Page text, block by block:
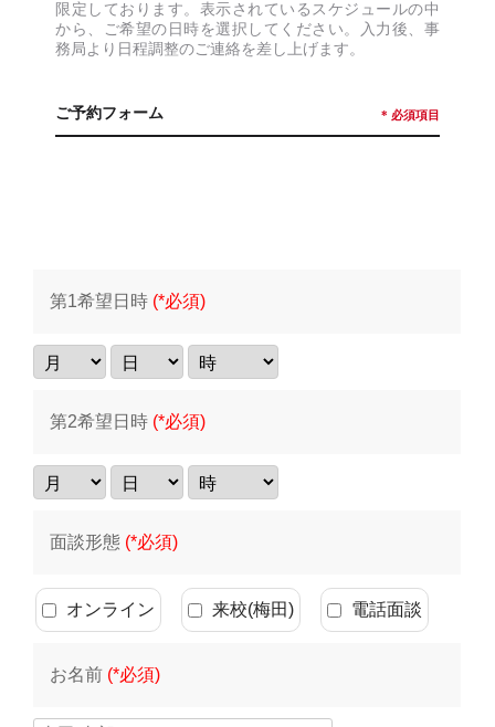
限定しております。表示されているスケジュールの中
から、ご希望の日時を選択してください。入力後、事
務局より日程調整のご連絡を差し上げます。
ご予約フォーム * 必須項目
第1希望日時 (*必須)
第2希望日時 (*必須)
面談形態 (*必須)
オンライン 来校(梅田) 電話面談
お名前 (*必須)